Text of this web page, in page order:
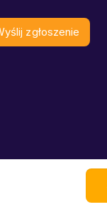
zgłoszenie